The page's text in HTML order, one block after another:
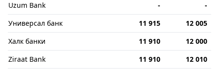
Uzum Bank -
-
Универсал банк
11 915
12 005
Халк банки
11 910
12 000
Ziraat Bank
11 910
12 010